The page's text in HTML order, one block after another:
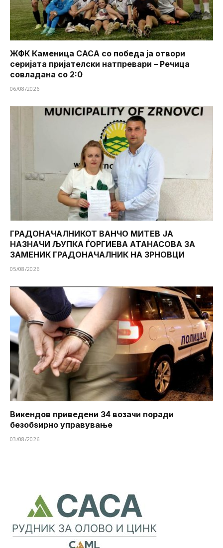
ЖФК Каменица САСА со победа ја отвори
серијата пријателски натпревари – Речица
совладана со 2:0
06/08/2026
ГРАДОНАЧАЛНИКОТ ВАНЧО МИТЕВ ЈА
НАЗНАЧИ ЉУПКА ЃОРГИЕВА АТАНАСОВА ЗА
ЗАМЕНИК ГРАДОНАЧАЛНИК НА ЗРНОВЦИ
05/08/2026
Викендов приведени 34 возачи поради
безобѕирно управување
03/08/2026